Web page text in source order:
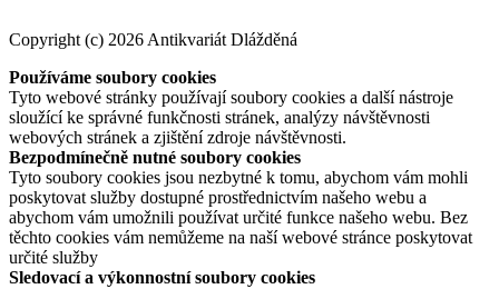
Copyright (c) 2026 Antikvariát Dlážděná
Používáme soubory cookies
Tyto webové stránky používají soubory cookies a další nástroje
sloužící ke správné funkčnosti stránek, analýzy návštěvnosti
webových stránek a zjištění zdroje návštěvnosti.
Bezpodmínečně nutné soubory cookies
Tyto soubory cookies jsou nezbytné k tomu, abychom vám mohli
poskytovat služby dostupné prostřednictvím našeho webu a
abychom vám umožnili používat určité funkce našeho webu. Bez
těchto cookies vám nemůžeme na naší webové stránce poskytovat
určité služby
Sledovací a výkonnostní soubory cookies